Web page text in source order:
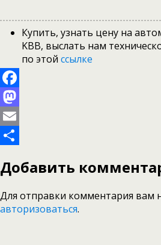
Купить, узнать цену на
KBB, выслать нам
по этой ссылке
Facebook
Mastodon
Email
Добавить
Для отправки комментария вам
авторизоваться.